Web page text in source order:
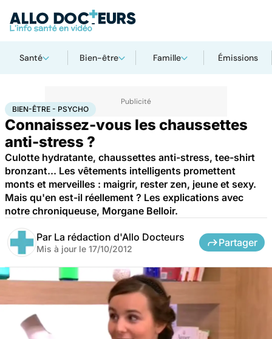
Santé Bien-être Famille Émissions
AccueilSanté Bien-être - Psycho
BIEN-ÊTRE - PSYCHO
Connaissez-vous les chaussettes
anti-stress ?
Culotte hydratante, chaussettes anti-stress, tee-shirt
bronzant... Les vêtements intelligents promettent
monts et merveilles : maigrir, rester zen, jeune et sexy.
Mais qu'en est-il réellement ? Les explications avec
notre chroniqueuse, Morgane Belloir.
Par La rédaction d'Allo Docteurs
Mis à jour le 17/10/2012
Partager